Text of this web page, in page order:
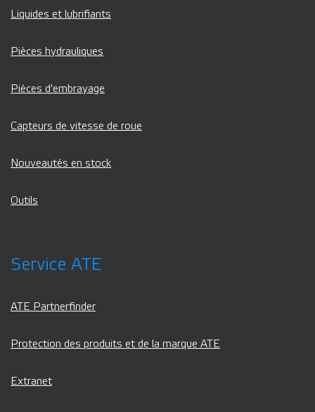
Liquides et lubrifiants
Pièces hydrauliques
Pièces d'embrayage
Capteurs de vitesse de roue
Nouveautés en stock
Outils
Service ATE
ATE Partnerfinder
Protection des produits et de la marque ATE
Extranet